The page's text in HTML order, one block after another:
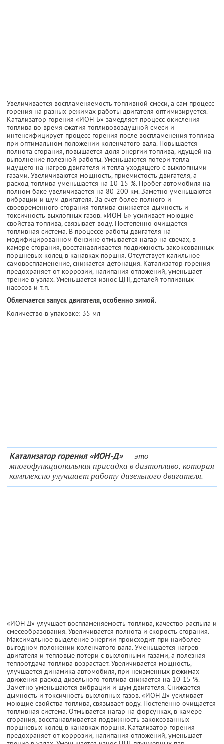
Увеличивается воспламеняемость топливной смеси, а сам процесс
горения на разных режимах работы двигателя оптимизируется.
Катализатор горения «ИОН-Б» замедляет процесс окисления
топлива во время сжатия топливовоздушной смеси и
интенсифицирует процесс горения после воспламенения топлива
при оптимальном положении коленчатого вала. Повышается
полнота сгорания, повышается доля энергии топлива, идущей на
выполнение полезной работы. Уменьшаются потери тепла
идущего на нагрев двигателя и тепла уходящего с выхлопными
газами. Увеличиваются мощность, приемистость двигателя, а
расход топлива уменьшается на 10-15 %. Пробег автомобиля на
полном баке увеличивается на 80-200 км. Заметно уменьшаются
вибрации и шум двигателя. За счет более полного и
своевременного сгорания топлива снижается дымность и
токсичность выхлопных газов. «ИОН-Б» усиливает моющие
свойства топлива, связывает воду. Постепенно очищается
топливная система. В процессе работы двигателя на
модифицированном бензине отмывается нагар на свечах, в
камере сгорания, восстанавливается подвижность закоксованных
поршневых колец в канавках поршня. Отсутствует калильное
самовоспламенение, снижается детонация. Катализатор горения
предохраняет от коррозии, налипания отложений, уменьшает
трение в узлах. Уменьшается износ ЦПГ, деталей топливных
насосов и т.п.
Облегчается запуск двигателя, особенно зимой.
Количество в упаковке: 35 мл
Катализатор горения «ИОН-Д»— это
многофункциональная присадка в дизтопливо, которая
комплексно улучшает работу дизельного двигателя.
«ИОН-Д» улучшает воспламеняемость топлива, качество распыла и
смесеобразования. Увеличивается полнота и скорость сгорания.
Максимальное выделение энергии происходит при наиболее
выгодном положении коленчатого вала. Уменьшается нагрев
двигателя и тепловые потери с выхлопными газами, а полезная
теплоотдача топлива возрастает. Увеличивается мощность,
улучшается динамика автомобиля, при неизменных режимах
движения расход дизельного топлива снижается на 10-15 %.
Заметно уменьшаются вибрации и шум двигателя. Снижается
дымность и токсичность выхлопных газов. «ИОН-Д» усиливает
моющие свойства топлива, связывает воду. Постепенно очищается
топливная система. Отмывается нагар на форсунках, в камере
сгорания, восстанавливается подвижность закоксованных
поршневых колец в канавках поршня. Катализатор горения
предохраняет от коррозии, налипания отложений, уменьшает